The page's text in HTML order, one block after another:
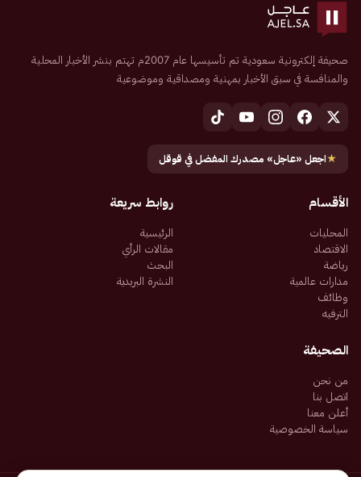
صحيفة إلكترونية سعودية تم تأسيسها عام 2007م تهتم بنشر الأخبار المحلية
والمنافسة في سبق الأخبار بمهنية ومصداقية وموضوعية
★اجعل «عاجل» مصدرك المفضل في قوقل
الأقسام
المحليات
الاقتصاد
رياضة
مدارات عالمية
وظائف
الترفيه
روابط سريعة
الرئيسية
مقالات الرأي
البحث
النشرة البريدية
الصحيفة
من نحن
اتصل بنا
أعلن معنا
سياسة الخصوصية